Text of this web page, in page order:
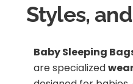
Styles,
Baby Sleeping
are specialized